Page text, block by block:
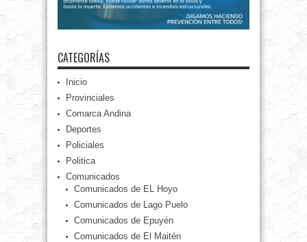
CATEGORÍAS
Inicio
Provinciales
Comarca Andina
Deportes
Policiales
Politica
Comunicados
Comunicados de EL Hoyo
Comunicados de Lago Puelo
Comunicados de Epuyén
Comunicados de El Maitén